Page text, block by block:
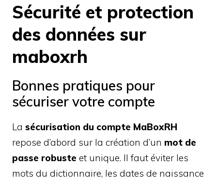
Sécurité et protection
des données sur
maboxrh
Bonnes pratiques pour
sécuriser votre compte
La sécurisation du compte MaBoxRH
repose d’abord sur la création d’un mot de
passe robuste et unique. Il faut éviter les
mots du dictionnaire, les dates de naissance